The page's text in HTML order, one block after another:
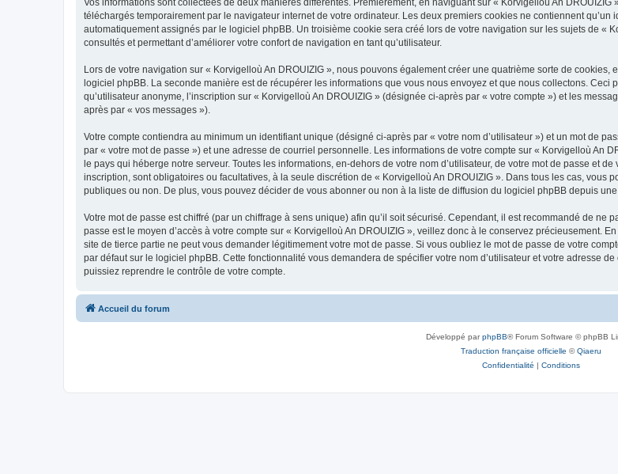
téléchargés temporairement par le navigateur internet de votre ordinateur. Les deux premiers cookies ne contiennent
automatiquement assignés par le logiciel phpBB. Un troisième cookie sera créé lors de votre navigation sur les sujets de «
consultés et permettant d’améliorer votre confort de navigation en tant qu’utilisateur.
Lors de votre navigation sur « Korvigelloù An DROUIZIG », nous pouvons également créer une quatrième sorte de
logiciel phpBB. La seconde manière est de récupérer les informations que vous nous envoyez et que nous collectons.
qu’utilisateur anonyme, l’inscription sur « Korvigelloù An DROUIZIG » (désignée ci-après par « votre compte ») et les
après par « vos messages »).
Votre compte contiendra au minimum un identifiant unique (désigné ci-après par « votre nom d’utilisateur ») et un mot de
par « votre mot de passe ») et une adresse de courriel personnelle. Les informations de votre compte sur « Korvigelloù An
le pays qui héberge notre serveur. Toutes les informations, en-dehors de votre nom d’utilisateur, de votre mot de passe et
inscription, sont obligatoires ou facultatives, à la seule discrétion de « Korvigelloù An DROUIZIG ». Dans tous les cas, vous
publiques ou non. De plus, vous pouvez décider de vous abonner ou non à la liste de diffusion du logiciel phpBB depuis
Votre mot de passe est chiffré (par un chiffrage à sens unique) afin qu’il soit sécurisé. Cependant, il est recommandé de ne
passe est le moyen d’accès à votre compte sur « Korvigelloù An DROUIZIG », veillez donc à le conservez précieusement.
site de tierce partie ne peut vous demander légitimement votre mot de passe. Si vous oubliez le mot de passe de votre
par défaut sur le logiciel phpBB. Cette fonctionnalité vous demandera de spécifier votre nom d’utilisateur et votre adresse
puissiez reprendre le contrôle de votre compte.
Accueil du forum
Développé parphpBB® Forum Software © phpBB
Traduction française officielle ©Qiaeru
Confidentialité | Conditions